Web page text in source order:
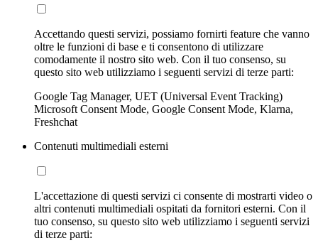
Accettando questi servizi, possiamo fornirti feature che vanno
oltre le funzioni di base e ti consentono di utilizzare
comodamente il nostro sito web. Con il tuo consenso, su
questo sito web utilizziamo i seguenti servizi di terze parti:
Google Tag Manager, UET (Universal Event Tracking)
Microsoft Consent Mode, Google Consent Mode, Klarna,
Freshchat
Contenuti multimediali esterni
L'accettazione di questi servizi ci consente di mostrarti video o
altri contenuti multimediali ospitati da fornitori esterni. Con il
tuo consenso, su questo sito web utilizziamo i seguenti servizi
di terze parti: